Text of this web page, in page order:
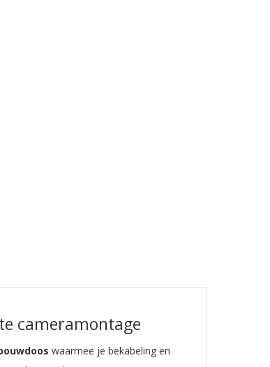
cameramontage
waarmee je bekabeling en